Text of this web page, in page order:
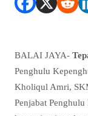
BALAI JAYA-
Penghulu
Kholiqul Amri,
Penjabat